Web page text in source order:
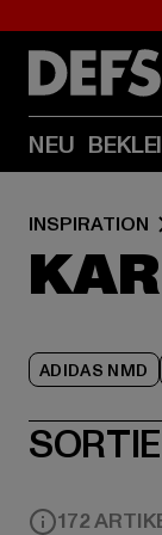
NEU
INSPIRATION
ADIDAS NMD
172